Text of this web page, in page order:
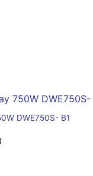
DWE750S- B1